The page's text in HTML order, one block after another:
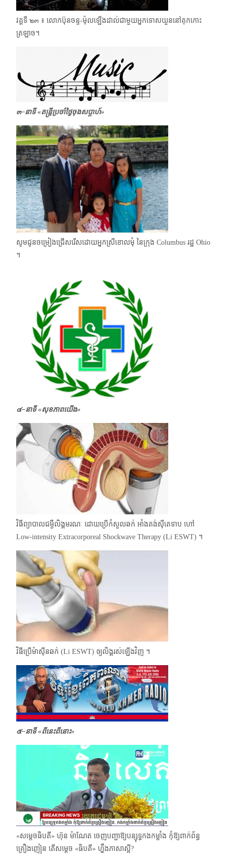
វគ្គទី ๒๓ ៖ លោកប៊ុនចន្ទ-ម៉ុលឡើងដាល់ជាមួយអ្នកទោសយួន​នៅគុកកោះ
ត្រឡាច។
๓–នាទី«តន្ត្រីប្រចាំថ្ងៃចុងសប្ដាហ៍»
សូមជូនចម្រៀងជ្រើសរើសដោយអ្នកស្រីខោលមុំ នៃក្រុង Columbus រដ្ឋ Ohio
។
๔–នាទី «សុខភាពយើង»
វិធីព្យាបាលជម្ងឺលិង្គមរណៈ ដោយប្រើកំសួលឆក់ អាំងតង់ស៊ីតេទាប ហៅ
Low-intensity Extracorporeal Shockwave Therapy (Li ESWT) ។
វិធីប្រើម៉ាស៊ីនឆក់ (Li ESWT) ឲ្យលិង្គរស់ឡើងវិញ ។
๕–នាទី «ពីនេះពីនោះ»
«សម្តេចធិបតី» ហ៊ុ​ន ម៉ាណែត ចេញបញ្ជាឱ្យបន្សុទ្ធកងកម្លាំង កុំឱ្យពាក់ព័ន្ធ
គ្រឿងញៀន តើសម្ដេច «ធិបតី» ហ្នឹងភាសាស្អី?